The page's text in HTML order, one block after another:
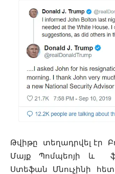
Թվիթը տեղադրվել էր
Մայք Պոմպեոյի և
Ստեֆան Մնուչինի